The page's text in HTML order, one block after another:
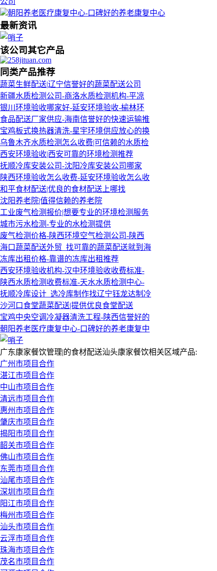
朝阳养老医疗康复中心-口碑好的养老康复中心
最新资讯
该公司其它产品
同类产品推荐
蔬菜生鲜配送|辽宁信誉好的蔬菜配送公司
新疆水质检测公司-商洛水质检测机构-平凉
银川环境验收哪家好-延安环境验收-榆林环
食品配送厂家供应-海南信誉好的快速运输推
宝鸡板式换热器清洗-星宇环境供应放心的换
乌鲁木齐水质检测怎么收费|可信赖的水质检
西安环境验收|西安可靠的环境检测推荐
抚顺冷库安装公司-沈阳冷库安装公司哪家
陕西环境验收怎么收费-延安环境验收怎么收
和平食材配送|优良的食材配送上哪找
沈阳养老院|值得信赖的养老院
工业废气检测报价|想要专业的环境检测服务
城市污水检测-专业的水检测提供
废气检测价格-陕西环境空气检测公司-陕西
海口蔬菜配送外贸_找可靠的蔬菜配送就到海
冻库出租价格-靠谱的冻库出租推荐
西安环境验收机构-汉中环境验收收费标准-
陕西水质检测收费标准-天水水质检测中心-
抚顺冷库设计_选冷库制作找辽宁钰龙达制冷
沙河口食堂蔬菜配送|提供优良食堂配送
宝鸡中央空调冷凝器清洗工程-陕西信誉好的
朝阳养老医疗康复中心-口碑好的养老康复中
广东康家餐饮管理|的食材配送汕头康家餐饮相关区域产品:
广州市项目合作
湛江市项目合作
中山市项目合作
清远市项目合作
惠州市项目合作
肇庆市项目合作
揭阳市项目合作
韶关市项目合作
佛山市项目合作
东莞市项目合作
汕尾市项目合作
深圳市项目合作
阳江市项目合作
梅州市项目合作
汕头市项目合作
云浮市项目合作
珠海市项目合作
茂名市项目合作